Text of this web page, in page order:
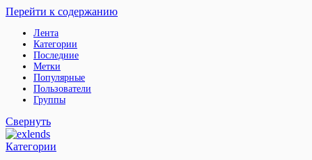
Перейти к содержанию
Лента
Категории
Последние
Метки
Популярные
Пользователи
Группы
Свернуть
Категории